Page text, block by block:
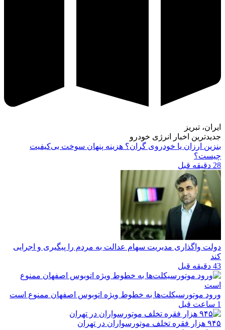
ایران، تبریز
جدیدترین اخبار انرژی خودرو
بنزین ارزان یا خودروی گران؟ هزینه پنهان سوخت بی‌کیفیت
چیست؟
28 دقیقه قبل
دولت واگذاری مدیریت سهام عدالت به مردم را پیگیری و اجرایی
کند
43 دقیقه قبل
ورود موتورسیکلت‌ها به خطوط ویژه اتوبوس اصفهان ممنوع است
1 ساعت قبل
۹۴۵ هزار فقره تخلف موتورسواران در تهران